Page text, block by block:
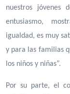
nuestros jóvenes
entusiasmo,
igualdad, es muy
y para las familias
los niños y niñas”.
Por su parte, el